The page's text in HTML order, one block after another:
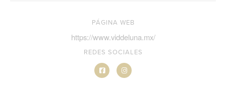
PÁGINA WEB
https://www.viddeluna.mx/
REDES SOCIALES